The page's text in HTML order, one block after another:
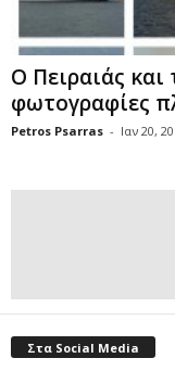
Ο Πειραιάς και
φωτογραφίες
Petros Psarras - Ιαν 20,
Στα Social Media